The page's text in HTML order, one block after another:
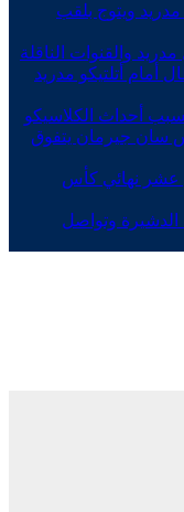
ويتوج بلقب
والقنوات الناقلة
أمام أتلتيكو مدريد
أحداث الكلاسيكو
سان جيرمان يتفوق
نهائي كأس
الدشيرة وتواصل